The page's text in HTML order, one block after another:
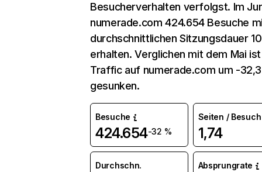
Besucherverhalten verfolgst. Im
numerade.com 424.654 Besuche
durchschnittlichen Sitzungsdauer
erhalten. Verglichen mit dem Mai
Traffic auf numerade.com um -
gesunken.
Besuche
424.654-32 %
Seiten / Besuch
1,74
Durchschn.
Absprungrate